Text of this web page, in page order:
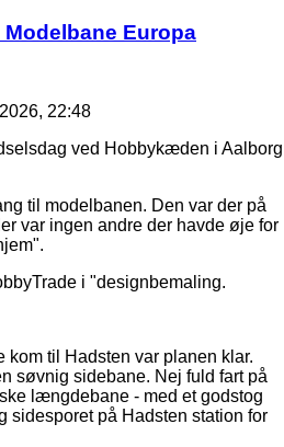
Europa
22:48
ved Hobbykæden i Aalborg
til modelbanen. Den var der på
var ingen andre der havde øje for
i "designbemaling.
til Hadsten var planen klar.
søvnig sidebane. Nej fuld fart på
længdebane - med et godstog
sidesporet på Hadsten station for